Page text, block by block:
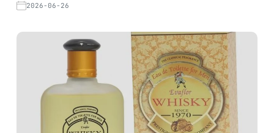
2026-06-26